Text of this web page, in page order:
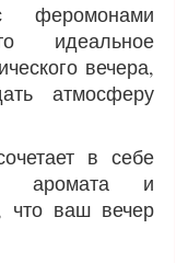
феромонами
идеальное
вечера,
атмосферу
в себе
аромата и
что ваш вечер